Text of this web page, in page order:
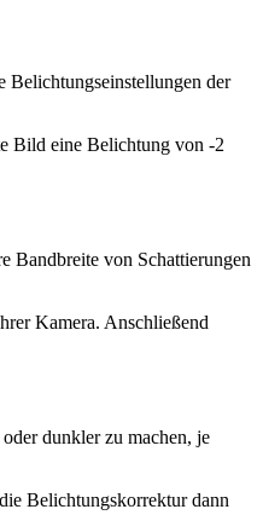
Belichtungseinstellungen der
Bild eine Belichtung von -2
Bandbreite von Schattierungen
Kamera. Anschließend
dunkler zu machen, je
Belichtungskorrektur dann